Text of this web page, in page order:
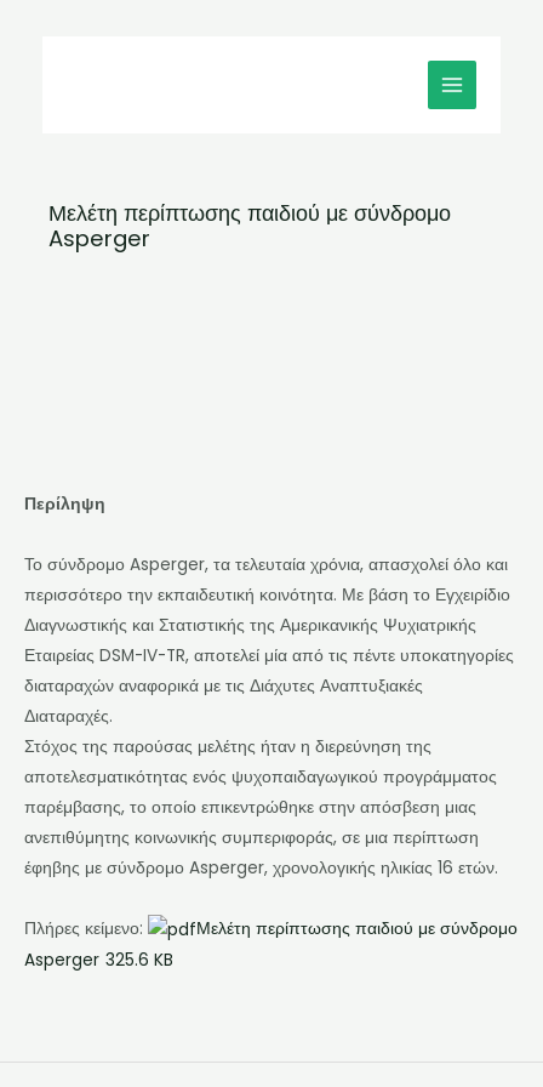
MAIN
MENU
Μελέτη περίπτωσης παιδιού με σύνδρομο
Asperger
Περίληψη
Το σύνδρομο Asperger, τα τελευταία χρόνια, απασχολεί όλο και
περισσότερο την εκπαιδευτική κοινότητα. Με βάση το Εγχειρίδιο
Διαγνωστικής και Στατιστικής της Αμερικανικής Ψυχιατρικής
Εταιρείας DSM-IV-TR, αποτελεί μία από τις πέντε υποκατηγορίες
διαταραχών αναφορικά με τις Διάχυτες Αναπτυξιακές
Διαταραχές.
Στόχος της παρούσας μελέτης ήταν η διερεύνηση της
αποτελεσματικότητας ενός ψυχοπαιδαγωγικού προγράμματος
παρέμβασης, το οποίο επικεντρώθηκε στην απόσβεση μιας
ανεπιθύμητης κοινωνικής συμπεριφοράς, σε μια περίπτωση
έφηβης με σύνδρομο Asperger, χρονολογικής ηλικίας 16 ετών.
Πλήρες κείμενο:
Μελέτη περίπτωσης παιδιού με σύνδρομο
Asperger 325.6 KB